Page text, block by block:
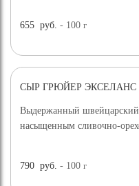
655 руб. - 100г
ХИТ ПРОДАЖ
СЫР ГРЮЙЕР ЭКСЕЛАНС
Выдержанный
насыщенным сливочно-
790 руб. - 100г